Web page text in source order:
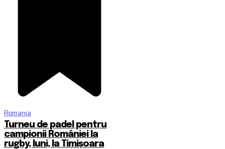
Romania
Turneu de padel pentru
campionii României la
rugby, luni, la Timișoara